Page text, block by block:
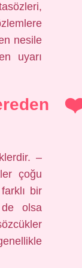
nesile
uyarı
–
çoğu
bir
olsa